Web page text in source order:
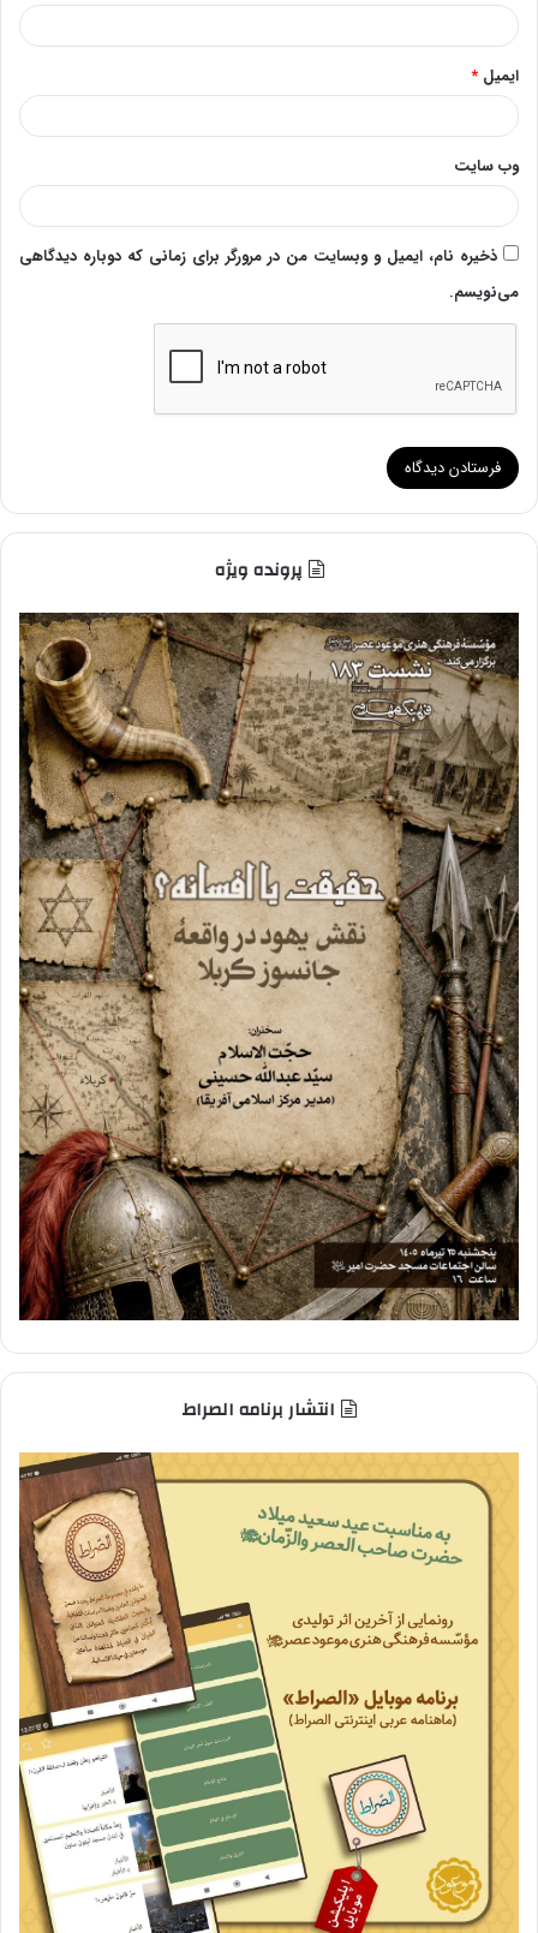
ایمیل *
وب‌ سایت
ذخیره نام، ایمیل و وبسایت من در مرورگر برای زمانی که دوباره دیدگاهی
می‌نویسم.
پرونده ویژه
انتشار برنامه الصراط